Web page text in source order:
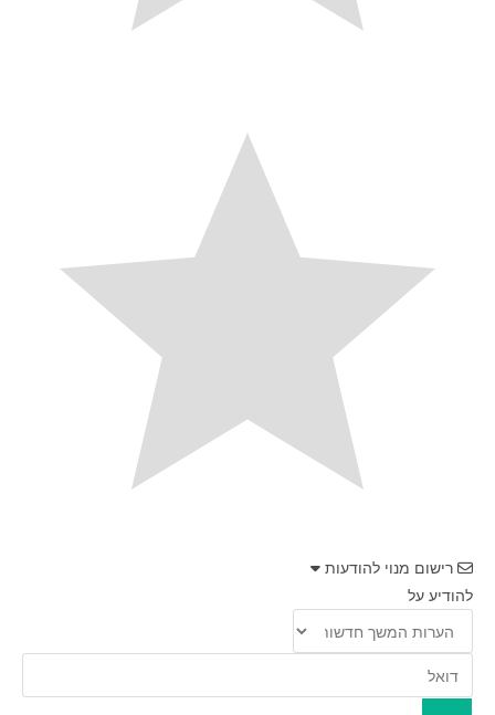
רישום מנוי להודעות
להודיע על